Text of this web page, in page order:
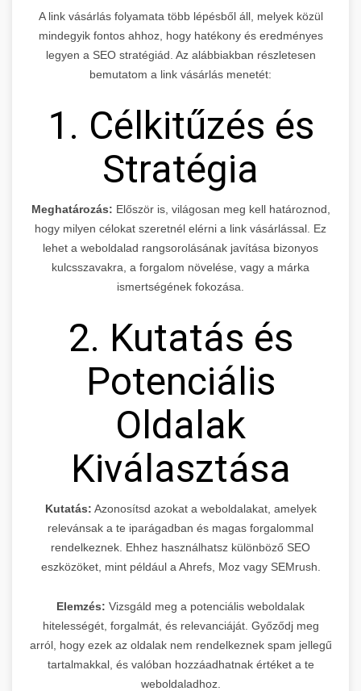
A link vásárlás folyamata több lépésből áll, melyek közül
mindegyik fontos ahhoz, hogy hatékony és eredményes
legyen a SEO stratégiád. Az alábbiakban részletesen
bemutatom a link vásárlás menetét:
1. Célkitűzés és
Stratégia
Meghatározás: Először is, világosan meg kell határoznod,
hogy milyen célokat szeretnél elérni a link vásárlással. Ez
lehet a weboldalad rangsorolásának javítása bizonyos
kulcsszavakra, a forgalom növelése, vagy a márka
ismertségének fokozása.
2. Kutatás és
Potenciális
Oldalak
Kiválasztása
Kutatás: Azonosítsd azokat a weboldalakat, amelyek
relevánsak a te iparágadban és magas forgalommal
rendelkeznek. Ehhez használhatsz különböző SEO
eszközöket, mint például a Ahrefs, Moz vagy SEMrush.
Elemzés: Vizsgáld meg a potenciális weboldalak
hitelességét, forgalmát, és relevanciáját. Győződj meg
arról, hogy ezek az oldalak nem rendelkeznek spam jellegű
tartalmakkal, és valóban hozzáadhatnak értéket a te
weboldaladhoz.